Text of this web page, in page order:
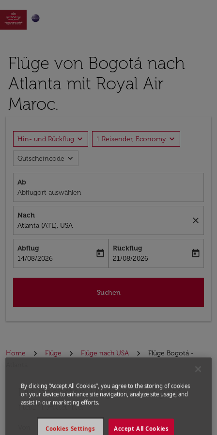

Flüge von Bogotá nach
Atlanta mit Royal Air
Maroc.
Hin- und Rückflug expand_more 1 Reisender, Economy expand_more
Gutscheincode expand_more
Ab
Abflugort auswählen
Nach
Atlanta (ATL), USA
close
Abflug
fc-booking-departure-date-aria-label
14/08/2026
today
Rückflug
fc-booking-return-date-aria-label
21/08/2026
today
Suchen
Home Flüge Flüge nach USA
Flüge Bogotá -
Die nächsten Flüge von Bogotá
nach Atlanta
Bitte ändern Sie Ihre gewünschte Route (Abflugort
By clicking “Accept All Cookies”, you agree to the storing of cookies
on your device to enhance site navigation, analyze site usage, and
assist in our marketing efforts.
Accept All Cookies
Cookies Settings